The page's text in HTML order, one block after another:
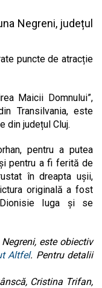
Negreni, județul
puncte de atracție
Maicii Domnului”,
Transilvania, este
din județul Cluj.
pentru a putea
pentru a fi ferită de
în dreapta ușii,
originală a fost
Iuga şi se
este obiectiv
Altfel. Pentru detalii
Cristina Trifan,